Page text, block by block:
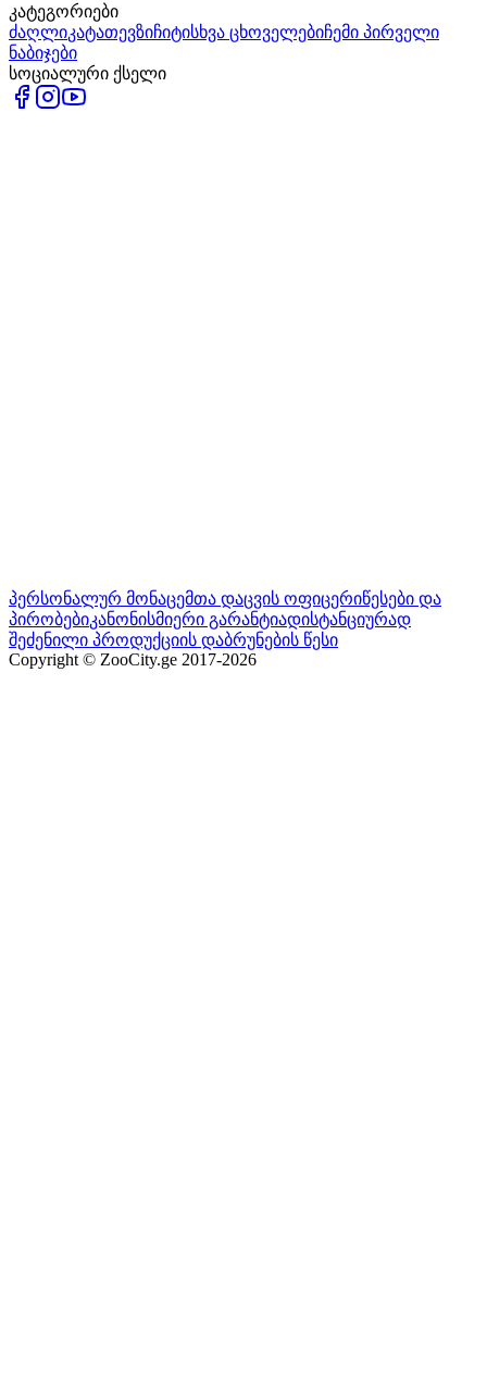
კატეგორიები
ძაღლიკატათევზიჩიტისხვა ცხოველებიჩემი პირველი
ნაბიჯები
სოციალური ქსელი
პერსონალურ მონაცემთა დაცვის ოფიცერიწესები და
პირობებიკანონისმიერი გარანტიადისტანციურად
შეძენილი პროდუქციის დაბრუნების წესი
Copyright © ZooCity.ge 2017-2026